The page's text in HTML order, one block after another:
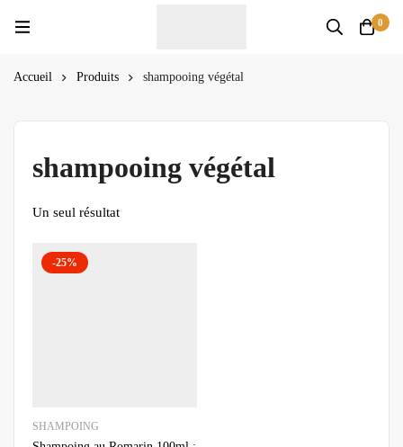
0
Accueil Produits shampooing végétal
shampooing végétal
Un seul résultat
-25%
SHAMPOING